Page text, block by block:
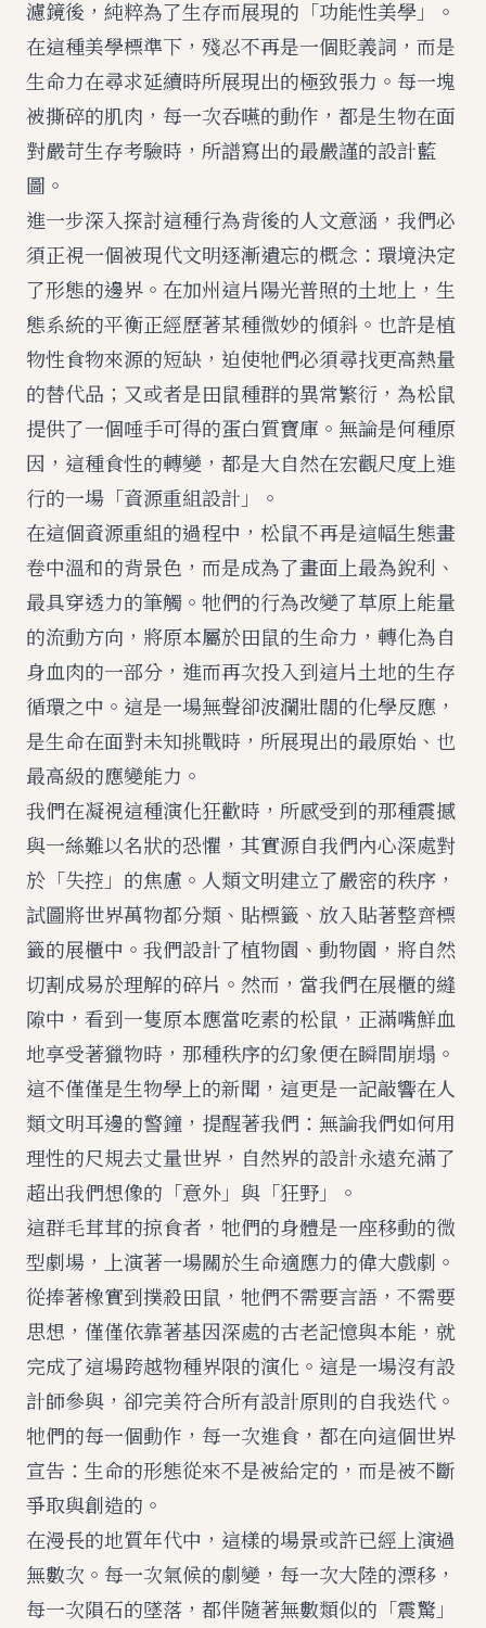
濾鏡後，純粹為了生存而展現的「功能性美學」。
在這種美學標準下，殘忍不再是一個貶義詞，而是
生命力在尋求延續時所展現出的極致張力。每一塊
被撕碎的肌肉，每一次吞嚥的動作，都是生物在面
對嚴苛生存考驗時，所譜寫出的最嚴謹的設計藍
圖。
進一步深入探討這種行為背後的人文意涵，我們必
須正視一個被現代文明逐漸遺忘的概念：環境決定
了形態的邊界。在加州這片陽光普照的土地上，生
態系統的平衡正經歷著某種微妙的傾斜。也許是植
物性食物來源的短缺，迫使牠們必須尋找更高熱量
的替代品；又或者是田鼠種群的異常繁衍，為松鼠
提供了一個唾手可得的蛋白質寶庫。無論是何種原
因，這種食性的轉變，都是大自然在宏觀尺度上進
行的一場「資源重組設計」。
在這個資源重組的過程中，松鼠不再是這幅生態畫
卷中溫和的背景色，而是成為了畫面上最為銳利、
最具穿透力的筆觸。牠們的行為改變了草原上能量
的流動方向，將原本屬於田鼠的生命力，轉化為自
身血肉的一部分，進而再次投入到這片土地的生存
循環之中。這是一場無聲卻波瀾壯闊的化學反應，
是生命在面對未知挑戰時，所展現出的最原始、也
最高級的應變能力。
我們在凝視這種演化狂歡時，所感受到的那種震撼
與一絲難以名狀的恐懼，其實源自我們內心深處對
於「失控」的焦慮。人類文明建立了嚴密的秩序，
試圖將世界萬物都分類、貼標籤、放入貼著整齊標
籤的展櫃中。我們設計了植物園、動物園，將自然
切割成易於理解的碎片。然而，當我們在展櫃的縫
隙中，看到一隻原本應當吃素的松鼠，正滿嘴鮮血
地享受著獵物時，那種秩序的幻象便在瞬間崩塌。
這不僅僅是生物學上的新聞，這更是一記敲響在人
類文明耳邊的警鐘，提醒著我們：無論我們如何用
理性的尺規去丈量世界，自然界的設計永遠充滿了
超出我們想像的「意外」與「狂野」。
這群毛茸茸的掠食者，牠們的身體是一座移動的微
型劇場，上演著一場關於生命適應力的偉大戲劇。
從捧著橡實到撲殺田鼠，牠們不需要言語，不需要
思想，僅僅依靠著基因深處的古老記憶與本能，就
完成了這場跨越物種界限的演化。這是一場沒有設
計師參與，卻完美符合所有設計原則的自我迭代。
牠們的每一個動作，每一次進食，都在向這個世界
宣告：生命的形態從來不是被給定的，而是被不斷
爭取與創造的。
在漫長的地質年代中，這樣的場景或許已經上演過
無數次。每一次氣候的劇變，每一次大陸的漂移，
每一次隕石的墜落，都伴隨著無數類似的「震驚」